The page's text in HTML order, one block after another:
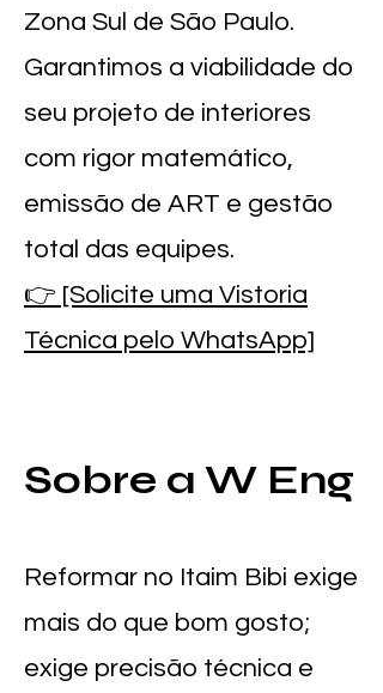
Zona Sul de São Paulo.
Garantimos a viabilidade do
seu projeto de interiores
com rigor matemático,
emissão de ART e gestão
total das equipes.
👉 [Solicite uma Vistoria
Técnica pelo WhatsApp]
Sobre a W Eng
Reformar no Itaim Bibi exige
mais do que bom gosto;
exige precisão técnica e